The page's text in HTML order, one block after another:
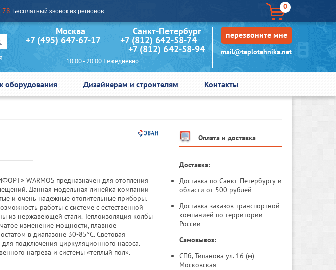
78 Бесплатный звонок из регионов
0
Москва Санкт-Петербург
+7 (495) 647-67-17 +7 (812) 642-58-74
+7 (812) 642-58-94
10:00 - 20:00 I ежедневно
перезвоните мне
mail@teplotehnika.net
оборудования Дизайнерам и строителям Контакты
WARMOS предназначен для отопления
Данная модельная линейка компании
и очень надежные отопительные приборы.
работы с системе с естественной
из нержавеющей стали. Теплоизоляция колбы
изменение мощности, плавное
в диапазоне 30-85°С. Световая
подключения циркуляционного насоса.
нагрева и системы «теплый пол».
Оплата и доставка
Доставка:
Доставка по Санкт-Петербургу и
области от 500 рублей
Доставка заказов транспортной
компанией по территории
России
Самовывоз:
СПб, Типанова ул. 16 (м)
Московская